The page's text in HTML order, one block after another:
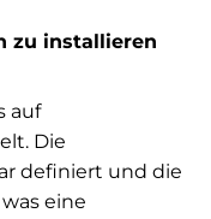
zu installieren
auf
Die
definiert und die
eine